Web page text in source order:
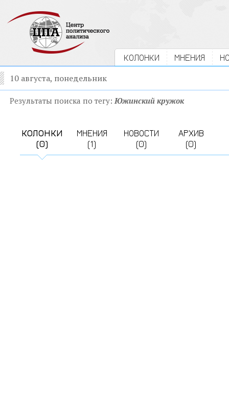
КОЛОНКИ МНЕНИЯ
10 августа, понедельник
Результаты поиска по тегу:Южинский кружок
КОЛОНКИ
(0)
МНЕНИЯ
(1)
НОВОСТИ
(0)
АРХИВ
(0)